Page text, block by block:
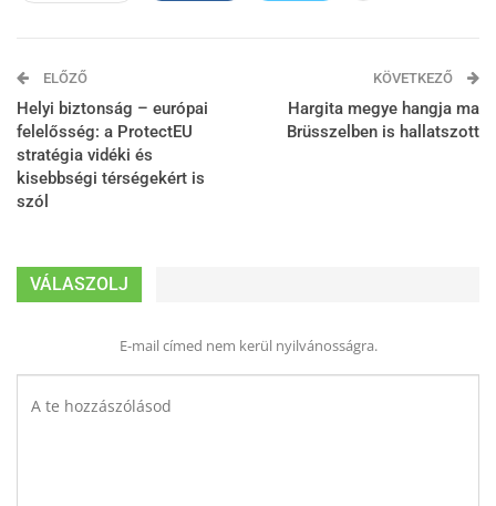
ELŐZŐ
Helyi biztonság – európai
felelősség: a ProtectEU
stratégia vidéki és
kisebbségi térségekért is
szól
KÖVETKEZŐ
Hargita megye hangja ma
Brüsszelben is hallatszott
VÁLASZOLJ
E-mail címed nem kerül nyilvánosságra.